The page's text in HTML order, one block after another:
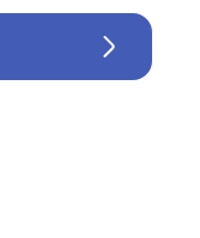
Перейти